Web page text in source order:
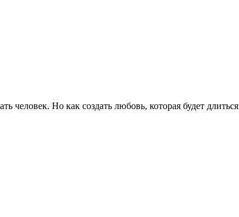
Но как создать любовь, которая будет